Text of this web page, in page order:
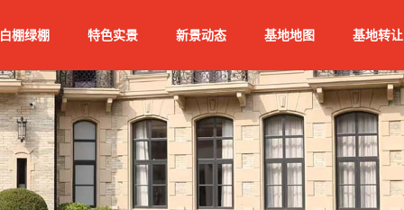
白棚绿棚 特色实景 新景动态 基地地图 基地转让